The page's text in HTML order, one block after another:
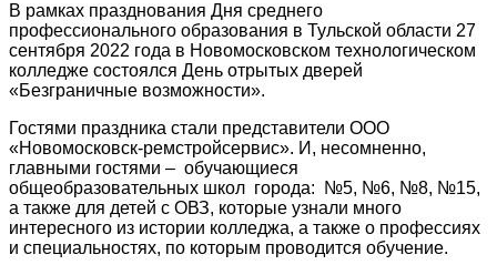
В рамках празднования Дня среднего
профессионального образования в Тульской области 27
сентября 2022 года в Новомосковском технологическом
колледже состоялся День отрытых дверей
«Безграничные возможности».
Гостями праздника стали представители ООО
«Новомосковск-ремстройсервис». И, несомненно,
главными гостями – обучающиеся
общеобразовательных школ города: №5, №6, №8, №15,
а также для детей с ОВЗ, которые узнали много
интересного из истории колледжа, а также о профессиях
и специальностях, по которым проводится обучение.